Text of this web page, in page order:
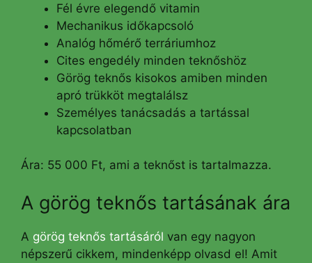
Fél évre elegendő vitamin
Mechanikus időkapcsoló
Analóg hőmérő terráriumhoz
Cites engedély minden teknőshöz
Görög teknős kisokos amiben minden
apró trükköt megtalálsz
Személyes tanácsadás a tartással
kapcsolatban
Ára: 55 000 Ft, ami a teknőst is tartalmazza.
A görög teknős tartásának ára
A görög teknős tartásáról van egy nagyon
népszerű cikkem, mindenképp olvasd el! Amit